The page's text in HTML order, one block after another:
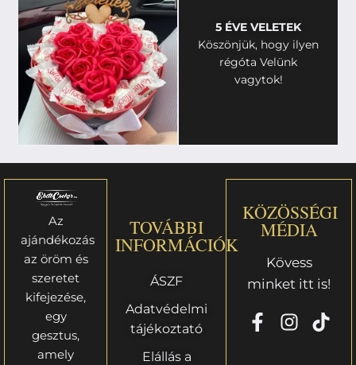
5 ÉVE VELETEK
Köszönjük, hogy ilyen
régóta Velünk
vagytok!
Az
ajándékozás
az öröm és
szeretet
kifejezése,
egy
gesztus,
amely
TOVÁBBI
INFORMÁCIÓK
ÁSZF
Adatvédelmi
tájékoztató
Elállás a
KÖZÖSSÉGI
MÉDIA
Kövess
minket itt is!